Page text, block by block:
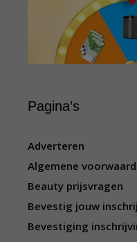
Pagina’s
Adverteren
Algemene
Beauty prijsvragen
Bevestig jouw
Bevestiging